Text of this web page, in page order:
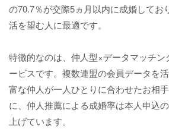
の70.7％が交際5ヵ月以内に成婚してお
活を望む人に最適です。
特徴的なのは、仲人型×データマッチ
ービスです。複数連盟の会員データを
富な仲人が一人ひとりに合わせたお相
に、仲人推薦による成婚率は本人申込
上げています。